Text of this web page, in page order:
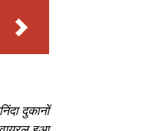
दुकानों